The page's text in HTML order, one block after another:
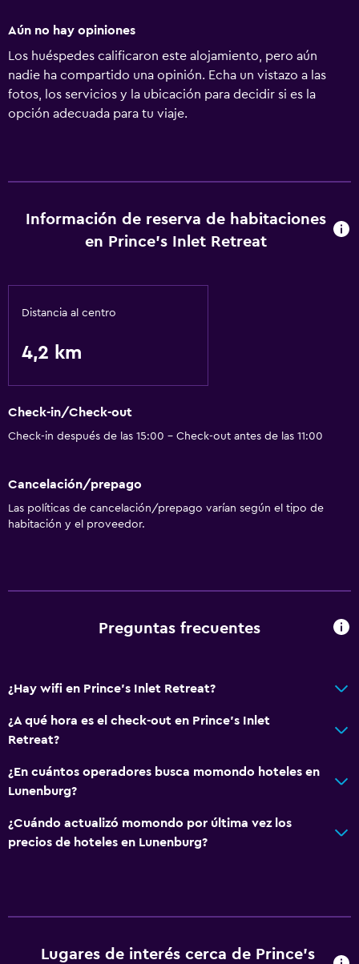
Aún no hay opiniones
Los huéspedes calificaron este alojamiento, pero aún
nadie ha compartido una opinión. Echa un vistazo a las
fotos, los servicios y la ubicación para decidir si es la
opción adecuada para tu viaje.
Información de reserva de habitaciones
en Prince's Inlet Retreat
Distancia al centro
4,2 km
Check-in/Check-out
Check-in después de las 15:00 - Check-out antes de las 11:00
Cancelación/prepago
Las políticas de cancelación/prepago varían según el tipo de
habitación y el proveedor.
Preguntas frecuentes
¿Hay wifi en Prince's Inlet Retreat?
¿A qué hora es el check-out en Prince's Inlet
Retreat?
¿En cuántos operadores busca momondo hoteles en
Lunenburg?
¿Cuándo actualizó momondo por última vez los
precios de hoteles en Lunenburg?
Lugares de interés cerca de Prince's